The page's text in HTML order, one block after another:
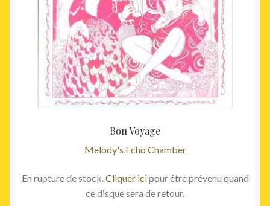
Bon Voyage
Melody's Echo Chamber
En rupture de stock.Cliquer icipour être prévenu quand
ce disque sera de retour.